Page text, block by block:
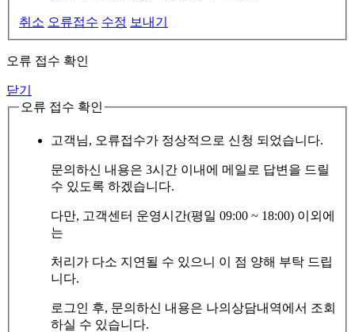
취소 오류접수 수정 보내기
오류 접수 확인
닫기
오류 접수 확인
고객님, 오류접수가 정상적으로 신청 되었습니다.
문의하신 내용은 3시간 이내에 메일로 답변을 드릴
수 있도록 하겠습니다.
다만, 고객센터 운영시간(평일 09:00 ~ 18:00) 이외에
는
처리가 다소 지연될 수 있으니 이 점 양해 부탁 드립
니다.
로그인 후, 문의하신 내용은 나의상담내역에서 조회
하실 수 있습니다.